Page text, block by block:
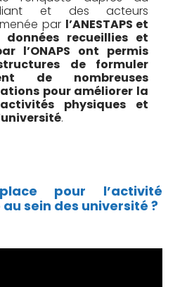
et des acteurs
par l’ANESTAPS et
données recueillies et
l’ONAPS ont permis
de formuler
de nombreuses
pour améliorer la
physiques et
.
pour l’activité
sein des université ?